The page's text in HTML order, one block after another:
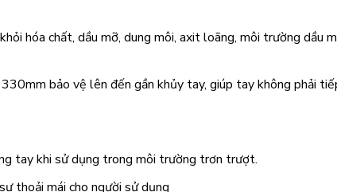
hóa chất, dầu mỡ, dung môi, axit loãng, môi trường dầu
bảo vệ lên đến gần khủy tay, giúp tay không phải
tay khi sử dụng trong môi trường trơn trượt.
thoải mái cho người sử dụng